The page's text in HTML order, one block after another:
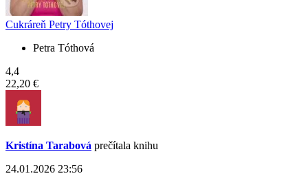
Cukráreň Petry Tóthovej
Petra Tóthová
4,4
22,20 €
Kristína Tarabová prečítala knihu
24.01.2026 23:56